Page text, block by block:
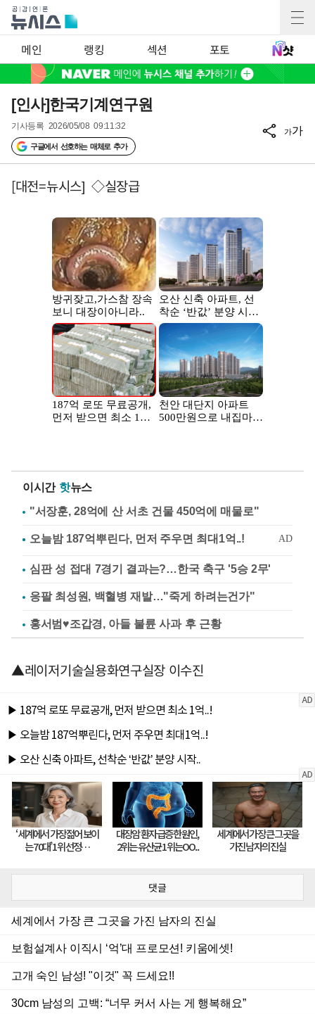
메인 랭킹 섹션 포토
[인사]한국기계연구원
기사등록 2026/05/08 09:11:32
구글에서 선호하는 매체로 추가
가가
[대전=뉴시스] ◇실장급
이시간 핫뉴스
"서장훈, 28억에 산 서초 건물 450억에 매물로"
심판 성 접대 7경기 결과는?…한국 축구 '5승 2무'
응팔 최성원, 백혈병 재발…"죽게 하려는건가"
홍서범♥조갑경, 아들 불륜 사과 후 근황
▲레이저기술실용화연구실장 이수진
댓글